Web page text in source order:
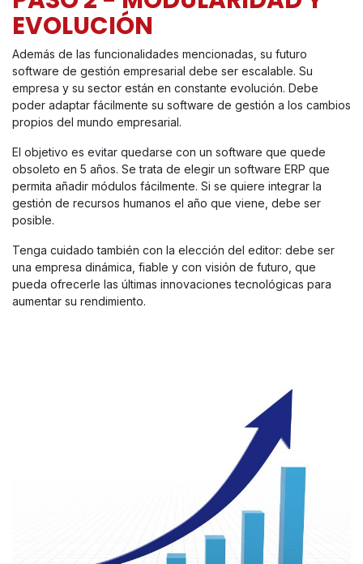
EVOLUCIÓN
Además de las funcionalidades mencionadas, su futuro
software de gestión empresarial debe ser escalable. Su
empresa y su sector están en constante evolución. Debe
poder adaptar fácilmente su software de gestión a los cambios
propios del mundo empresarial.
El objetivo es evitar quedarse con un software que quede
obsoleto en 5 años. Se trata de elegir un software ERP que
permita añadir módulos fácilmente. Si se quiere integrar la
gestión de recursos humanos el año que viene, debe ser
posible.
Tenga cuidado también con la elección del editor: debe ser
una empresa dinámica, fiable y con visión de futuro, que
pueda ofrecerle las últimas innovaciones tecnológicas para
aumentar su rendimiento.